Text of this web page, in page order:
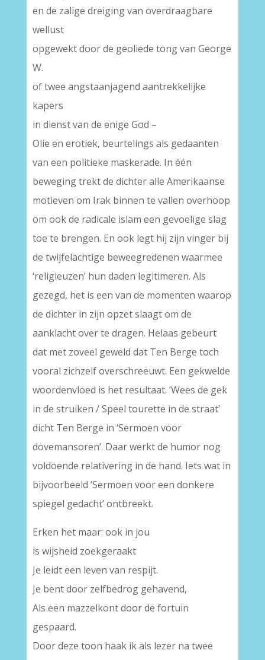
en de zalige dreiging van overdraagbare
wellust
opgewekt door de geoliede tong van George
W.
of twee angstaanjagend aantrekkelijke
kapers
in dienst van de enige God –
Olie en erotiek, beurtelings als gedaanten
van een politieke maskerade. In één
beweging trekt de dichter alle Amerikaanse
motieven om Irak binnen te vallen overhoop
om ook de radicale islam een gevoelige slag
toe te brengen. En ook legt hij zijn vinger bij
de twijfelachtige beweegredenen waarmee
‘religieuzen’ hun daden legitimeren. Als
gezegd, het is een van de momenten waarop
de dichter in zijn opzet slaagt om de
aanklacht over te dragen. Helaas gebeurt
dat met zoveel geweld dat Ten Berge toch
vooral zichzelf overschreeuwt. Een gekwelde
woordenvloed is het resultaat. ‘Wees de gek
in de struiken / Speel tourette in de straat’
dicht Ten Berge in ‘Sermoen voor
dovemansoren’. Daar werkt de humor nog
voldoende relativering in de hand. Iets wat in
bijvoorbeeld ‘Sermoen voor een donkere
spiegel gedacht’ ontbreekt.
Erken het maar: ook in jou
is wijsheid zoekgeraakt
Je leidt een leven van respijt.
Je bent door zelfbedrog gehavend,
Als een mazzelkont door de fortuin
gespaard.
Door deze toon haak ik als lezer na twee